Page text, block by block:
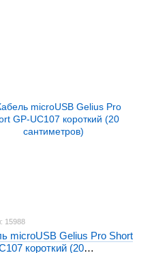
15988
microUSB Gelius Pro Short
короткий (20